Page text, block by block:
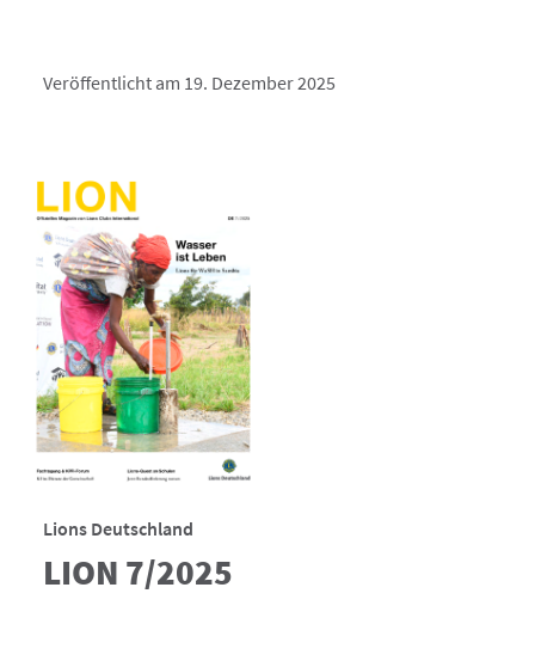
Veröffentlicht am 19. Dezember 2025
Lions Deutschland
LION 7/2025